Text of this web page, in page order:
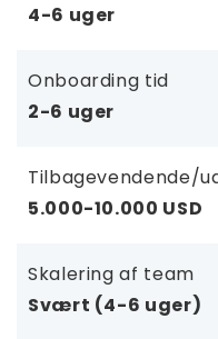
4-6 uger
Onboarding tid
2-6 uger
Tilbagevendende/
5.000-10.000 USD
Skalering af team
Svært (4-6 uger)